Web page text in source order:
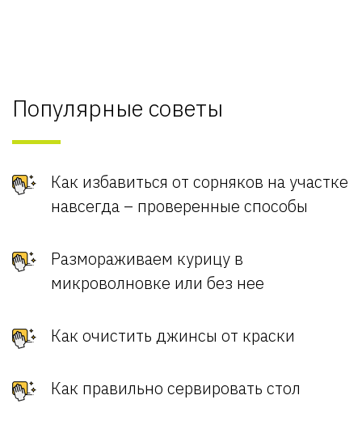
Популярные советы
Как избавиться от сорняков на участке
навсегда – проверенные способы
Размораживаем курицу в
микроволновке или без нее
Как очистить джинсы от краски
Как правильно сервировать стол